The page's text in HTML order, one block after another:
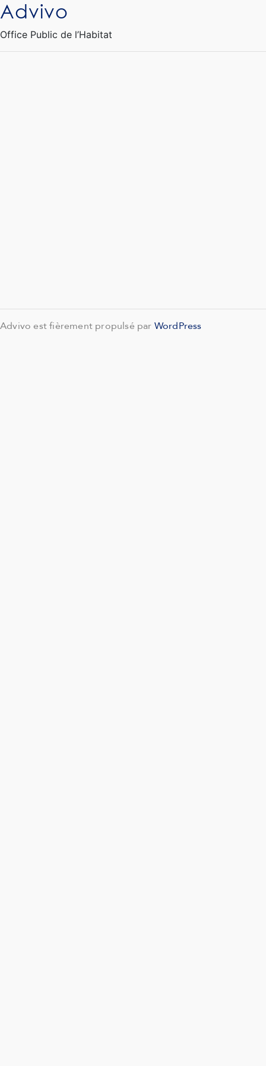
Ouvrir le Chatbot
Advivo
Office Public de l’Habitat
Advivo est fièrement propulsé par WordPress